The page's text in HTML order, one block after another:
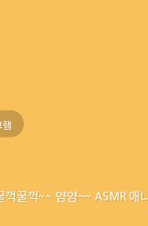
램
꺽꿀꺽~~ 얌얌~~ ASMR 애